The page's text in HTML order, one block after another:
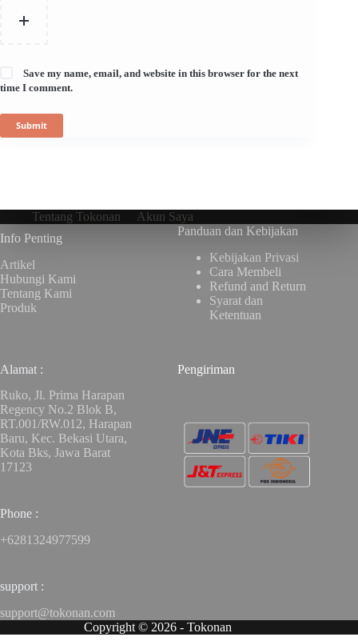
Save my name, email, and website in this browser for the next
time I comment.
Submit
Tentang Tokonan
Akun Saya
Info Penting
Artikel
Hubungi Kami
Tentang Kami
Produk
Panduan dan Kebijakan
Kebijakan Privasi
Cara Membeli
Refund and Return
Syarat dan
Ketentuan
Alamat :
Ruko, Jl. Prima Harapan
Regency No.2 Blok B,
RT.001/RW.012, Harapan
Baru, Kec. Bekasi Utara,
Kota Bks, Jawa Barat
17123
Phone :
+6281324977599
support :
support@tokonan.com
Pengiriman
Copyright © 2026 - Tokonan